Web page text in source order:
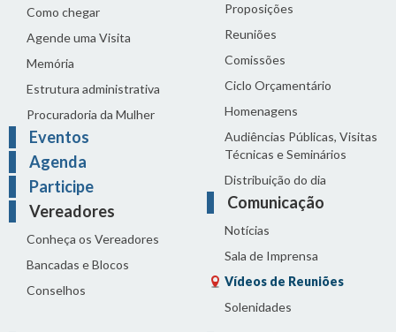
Como chegar
Agende uma Visita
Memória
Estrutura administrativa
Procuradoria da Mulher
Eventos
Agenda
Participe
Vereadores
Conheça os Vereadores
Bancadas e Blocos
Conselhos
Proposições
Reuniões
Comissões
Ciclo Orçamentário
Homenagens
Audiências Públicas, Visitas
Técnicas e Seminários
Distribuição do dia
Comunicação
Notícias
Sala de Imprensa
Vídeos de Reuniões
Solenidades